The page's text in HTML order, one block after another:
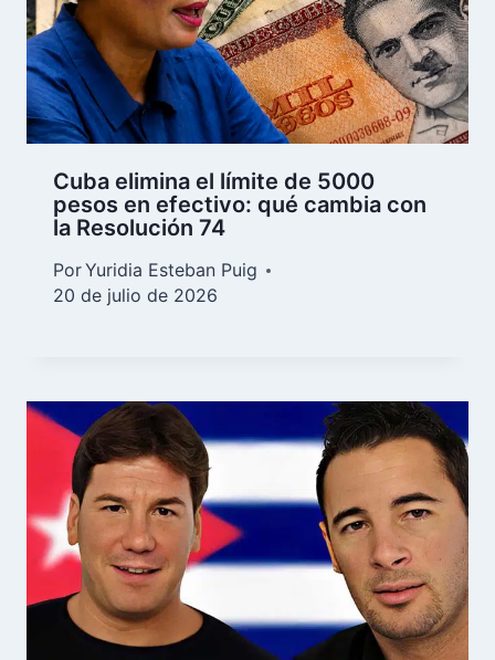
Cuba elimina el límite de 5000
pesos en efectivo: qué cambia con
la Resolución 74
PorYuridia Esteban Puig
20 de julio de 2026